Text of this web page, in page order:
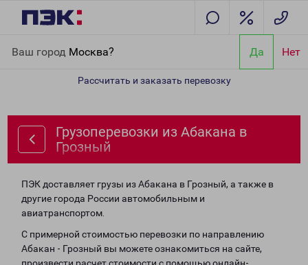
Ваш город Москва? Да Нет
Рассчитать и заказать перевозку
Грузоперевозки из Абакана в
Грозный
ПЭК доставляет грузы из Абакана в Грозный, а также в
другие города России автомобильным и
авиатранспортом.
С примерной стоимостью перевозки по направлению
Абакан - Грозный вы можете ознакомиться на сайте,